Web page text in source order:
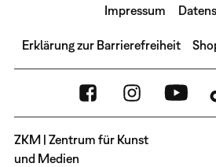
Impressum
Erklärung zur Barrierefreiheit
ZKM | Zentrum für Kunst
und Medien